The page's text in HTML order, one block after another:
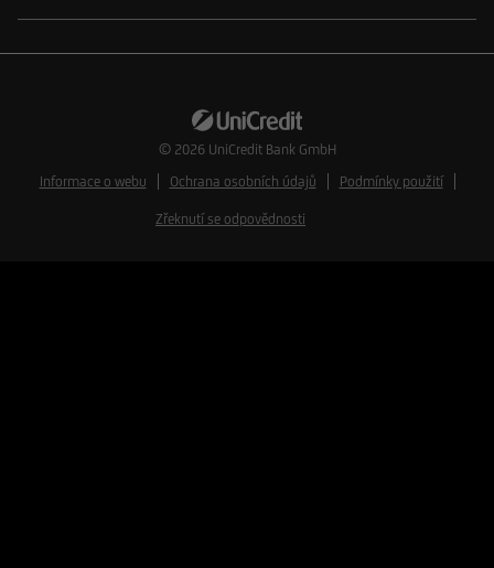
© 2026 UniCredit Bank GmbH
Informace o webu
Ochrana osobních údajů Podmínky použití
Zřeknutí se odpovědnosti